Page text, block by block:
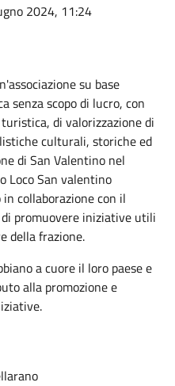
2024, 11:24
su base
senza scopo di lucro, con
di valorizzazione di
culturali, storiche ed
di San Valentino nel
Loco San valentino
collaborazione con il
promuovere iniziative utili
della frazione.
a cuore il loro paese e
alla promozione e